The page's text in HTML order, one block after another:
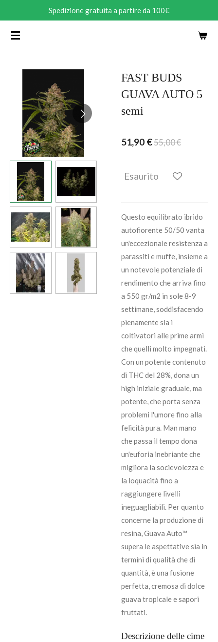
contenuto
Spedizione gratuita a partire da 100€
FAST BUDS
GUAVA AUTO 5
semi
51,90 €55,00 €
Esaurito
Questo equilibrato ibrido
autofiorente 50/50 vanta
un'eccezionale resistenza a
parassiti e muffe, insieme a
un notevole potenziale di
rendimento che arriva fino
a 550 gr/m2 in sole 8-9
settimane, soddisfacendo
pienamente sia i
coltivatori alle prime armi
che quelli molto impegnati.
Con un potente contenuto
di THC del 28%, dona un
high iniziale graduale, ma
potente, che porta senza
problemi l'umore fino alla
felicità pura. Man mano
che passa il tempo dona
un'euforia inebriante che
migliora la socievolezza e
la loquacità fino a
raggiungere livelli
ineguagliabili. Per quanto
concerne la produzione di
resina, Guava Auto™
supera le aspettative sia in
termini di qualità che di
quantità, è una fusione
perfetta, cremosa di dolce
guava tropicale e sapori
fruttati.
Descrizione delle cime